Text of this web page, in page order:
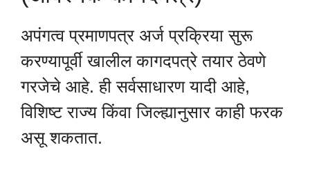
अपंगत्व प्रमाणपत्र अर्ज प्रक्रिया सुरू
करण्यापूर्वी खालील कागदपत्रे तयार ठेवणे
गरजेचे आहे. ही सर्वसाधारण यादी आहे,
विशिष्ट राज्य किंवा जिल्ह्यानुसार काही फरक
असू शकतात.